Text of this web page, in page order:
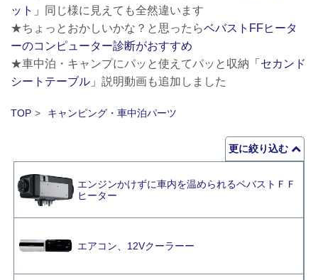
ット」
同じ様に見えても全然違います
★ちょっとおかしいかな？と思ったらベバストFFヒータ
ーのコンピューター診断がおすすめ
★車中泊・キャンプにパッと使えてパッと収納 「セカンド
シートテーブル」 説明動画も追加しました
TOP キャンピング・車中泊パーツ
更に絞り込む
エンジンかけずに車内を温められるベバストＦＦ
ヒーター
エアコン、12Vクーラーー